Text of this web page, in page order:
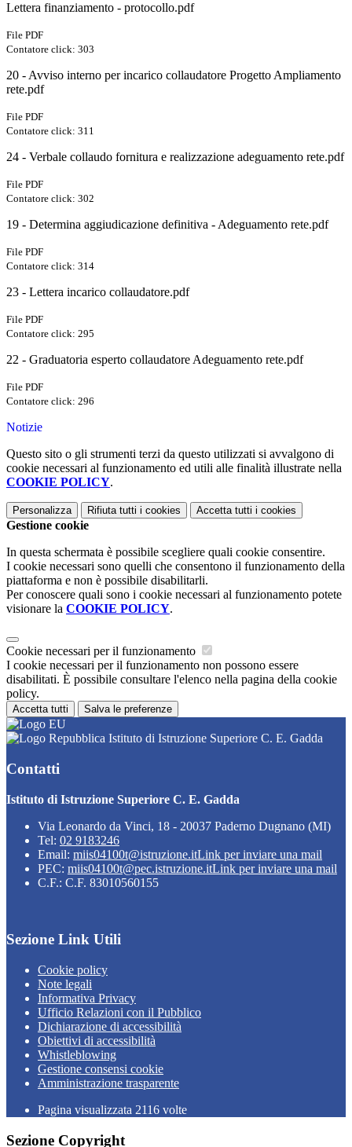
Lettera finanziamento - protocollo.pdf
File PDF
Contatore click: 303
20 - Avviso interno per incarico collaudatore Progetto Ampliamento
rete.pdf
File PDF
Contatore click: 311
24 - Verbale collaudo fornitura e realizzazione adeguamento rete.pdf
File PDF
Contatore click: 302
19 - Determina aggiudicazione definitiva - Adeguamento rete.pdf
File PDF
Contatore click: 314
23 - Lettera incarico collaudatore.pdf
File PDF
Contatore click: 295
22 - Graduatoria esperto collaudatore Adeguamento rete.pdf
File PDF
Contatore click: 296
Notizie
Questo sito o gli strumenti terzi da questo utilizzati si avvalgono di
cookie necessari al funzionamento ed utili alle finalità illustrate nella
COOKIE POLICY.
Personalizza Rifiuta tutti i cookies Accetta tutti i cookies
Gestione cookie
In questa schermata è possibile scegliere quali cookie consentire.
I cookie necessari sono quelli che consentono il funzionamento della
piattaforma e non è possibile disabilitarli.
Per conoscere quali sono i cookie necessari al funzionamento potete
visionare la COOKIE POLICY.
Cookie necessari per il funzionamento
I cookie necessari per il funzionamento non possono essere
disabilitati. È possibile consultare l'elenco nella pagina della cookie
policy.
Accetta tutti Salva le preferenze
Istituto di Istruzione Superiore C. E. Gadda
Contatti
Istituto di Istruzione Superiore C. E. Gadda
Via Leonardo da Vinci, 18 - 20037 Paderno Dugnano (MI)
Tel: 02 9183246
Email: miis04100t@istruzione.itLink per inviare una mail
PEC: miis04100t@pec.istruzione.itLink per inviare una mail
C.F.: C.F. 83010560155
Sezione Link Utili
Cookie policy
Note legali
Informativa Privacy
Ufficio Relazioni con il Pubblico
Dichiarazione di accessibilità
Obiettivi di accessibilità
Whistleblowing
Gestione consensi cookie
Amministrazione trasparente
Pagina visualizzata 2116 volte
Sezione Copyright